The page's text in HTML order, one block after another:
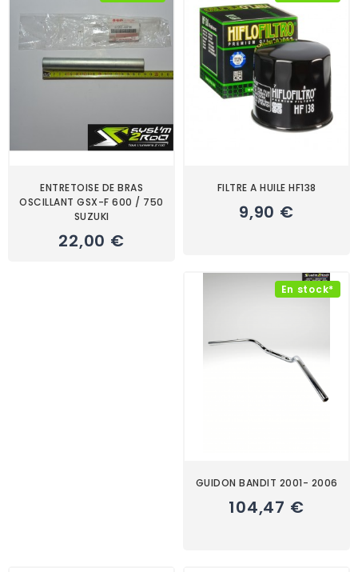
ENTRETOISE DE BRAS
OSCILLANT GSX-F 600 / 750
SUZUKI
22,00 €
FILTRE A HUILE HF138
9,90 €
En stock*
GUIDON BANDIT 2001- 2006
104,47 €